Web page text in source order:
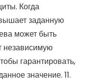
Когда
заданную
может быть
независимую
гарантировать,
значение. 11.